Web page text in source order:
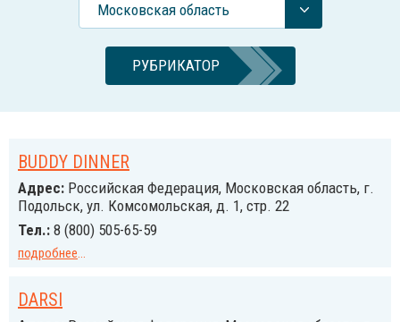
Московская область
РУБРИКАТОР
BUDDY DINNER
Адрес: Российcкая Федерация, Московская область, г.
Подольск, ул. Комсомольская, д. 1, стр. 22
Тел.: 8 (800) 505-65-59
подробнее...
DARSI